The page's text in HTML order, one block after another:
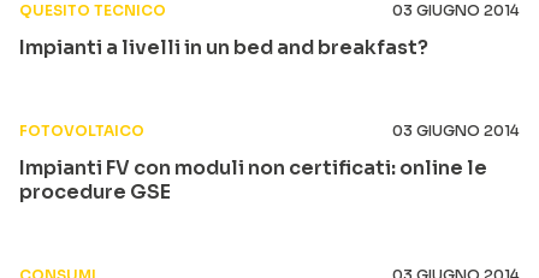
QUESITO TECNICO 03 GIUGNO 2014
Impianti a livelli in un bed and breakfast?
FOTOVOLTAICO 03 GIUGNO 2014
Impianti FV con moduli non certificati: online le
procedure GSE